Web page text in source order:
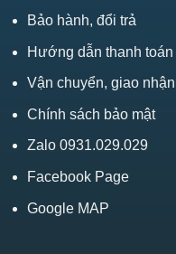
Bảo hành, đổi trả
Hướng dẫn thanh toán
Vận chuyển, giao nhận
Chính sách bảo mật
Zalo 0931.029.029
Facebook Page
Google MAP